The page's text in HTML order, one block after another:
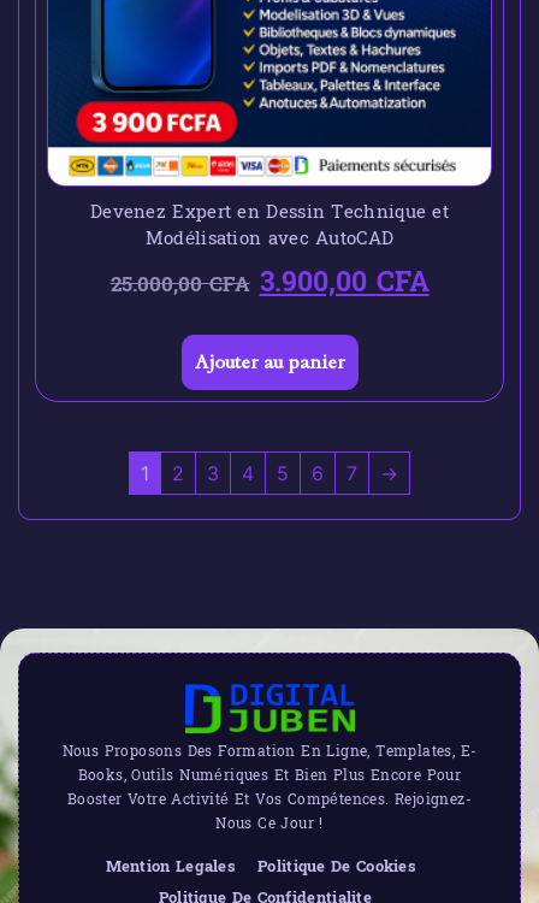
Devenez Expert en Dessin Technique et
Modélisation avec AutoCAD
25.000,00CFA 3.900,00CFA
Ajouter au panier
1 2 3 4 5 6 7 →
Nous Proposons Des Formation En Ligne, Templates, E-
Books, Outils Numériques Et Bien Plus Encore Pour
Booster Votre Activité Et Vos Compétences. Rejoignez-
Nous Ce Jour !
Mention Legales
Politique De Cookies